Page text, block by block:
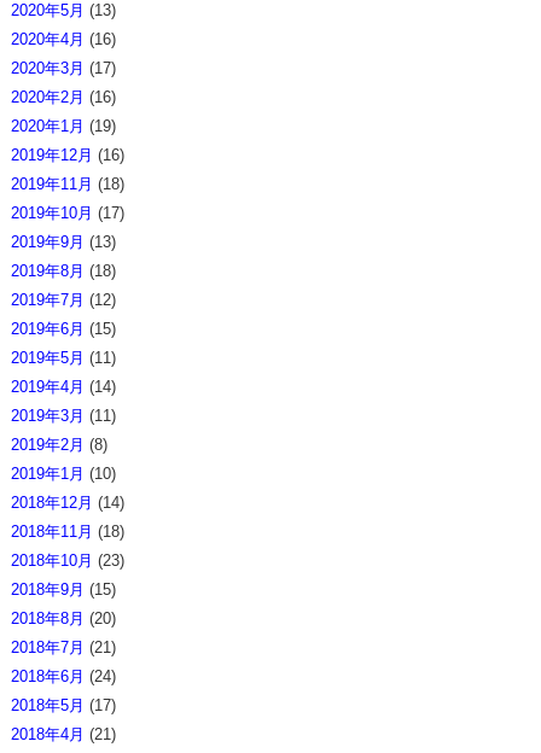
2020年5月 (13)
2020年4月 (16)
2020年3月 (17)
2020年2月 (16)
2020年1月 (19)
2019年12月 (16)
2019年11月 (18)
2019年10月 (17)
2019年9月 (13)
2019年8月 (18)
2019年7月 (12)
2019年6月 (15)
2019年5月 (11)
2019年4月 (14)
2019年3月 (11)
2019年2月 (8)
2019年1月 (10)
2018年12月 (14)
2018年11月 (18)
2018年10月 (23)
2018年9月 (15)
2018年8月 (20)
2018年7月 (21)
2018年6月 (24)
2018年5月 (17)
2018年4月 (21)